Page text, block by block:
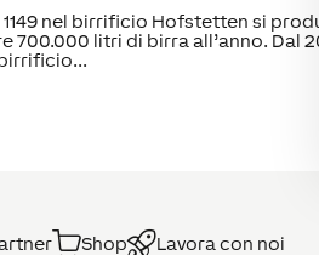
1149 nel birrificio Hofstetten si
700.000 litri di birra all’anno. Dal
Shop Lavora con noi